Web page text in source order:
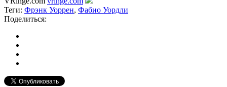
Теги: Фрэнк Уоррен, Фабио Уордли
Поделиться: